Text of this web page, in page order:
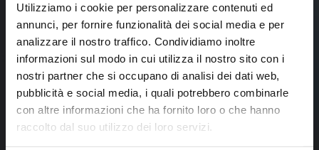
Utilizziamo i cookie per personalizzare contenuti ed
annunci, per fornire funzionalità dei social media e per
analizzare il nostro traffico. Condividiamo inoltre
informazioni sul modo in cui utilizza il nostro sito con i
nostri partner che si occupano di analisi dei dati web,
pubblicità e social media, i quali potrebbero combinarle
con altre informazioni che ha fornito loro o che hanno
raccolto dal suo utilizzo dei loro servizi.